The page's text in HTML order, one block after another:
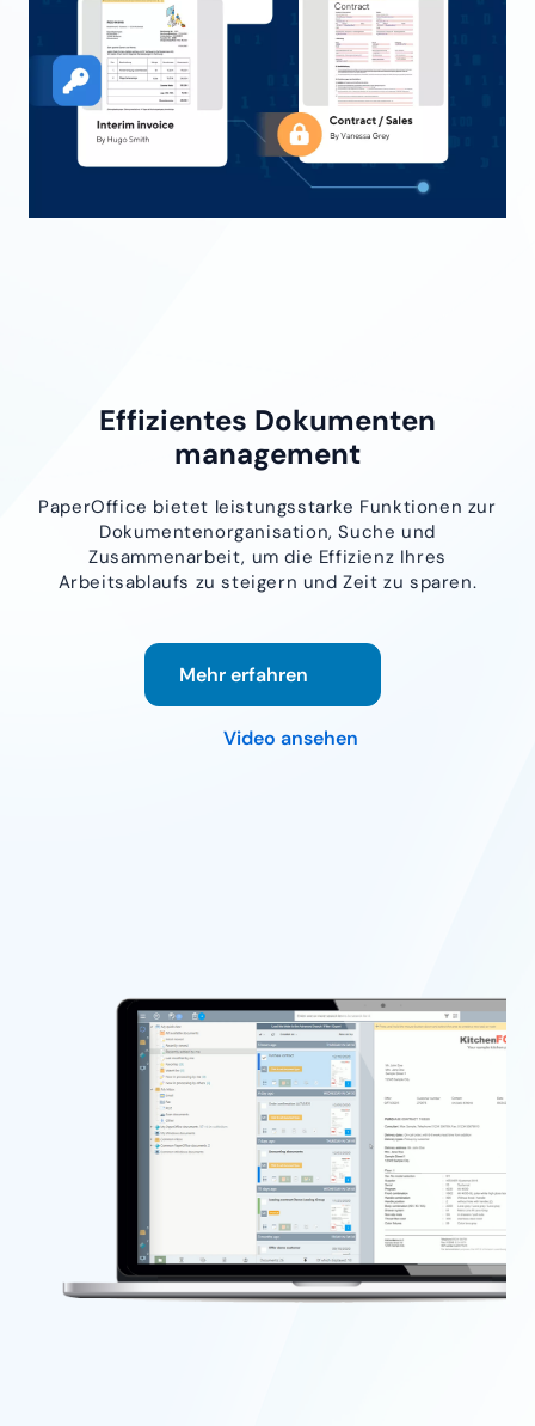
Effizientes Dokumenten
management
PaperOffice bietet leistungsstarke Funktionen zur
Dokumentenorganisation, Suche und
Zusammenarbeit, um die Effizienz Ihres
Arbeitsablaufs zu steigern und Zeit zu sparen.
Mehr erfahren
Video ansehen